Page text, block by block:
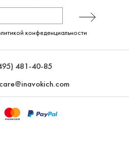
конфеденциальности
481-40-85